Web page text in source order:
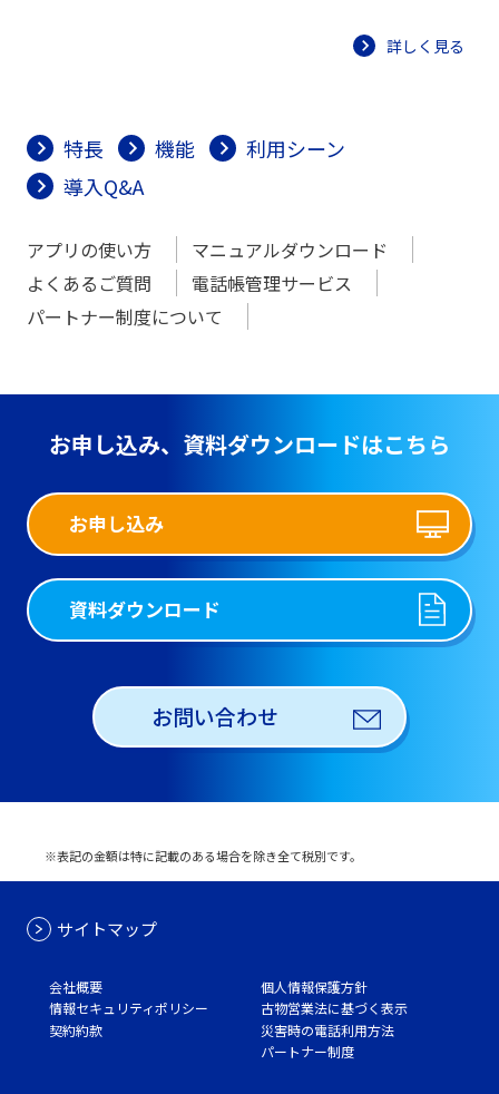
詳しく見る
特長 機能
利用シーン
導入Q&A
アプリの使い方
マニュアルダウンロード
よくあるご質問
電話帳管理サービス
パートナー制度について
お申し込み、資料ダウンロードはこちら
お申し込み
資料ダウンロード
お問い合わせ
※表記の金額は特に記載のある場合を除き全て税別です。
サイトマップ
会社概要
個人情報保護方針
情報セキュリティポリシー
古物営業法に基づく表示
契約約款
災害時の電話利用方法
パートナー制度